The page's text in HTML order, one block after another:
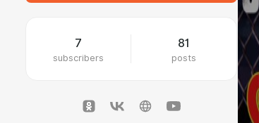
7
subscribers
81
posts